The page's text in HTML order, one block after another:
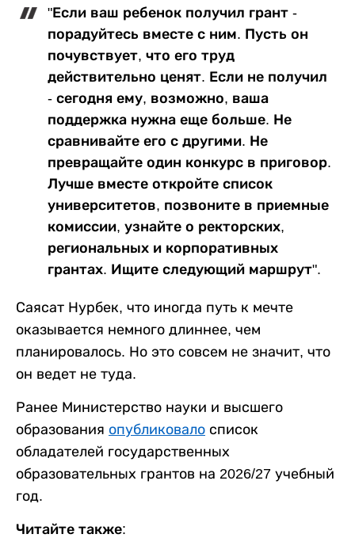
"Если ваш ребенок получил грант -
порадуйтесь вместе с ним. Пусть он
почувствует, что его труд
действительно ценят. Если не получил
- сегодня ему, возможно, ваша
поддержка нужна еще больше. Не
сравнивайте его с другими. Не
превращайте один конкурс в приговор.
Лучше вместе откройте список
университетов, позвоните в приемные
комиссии, узнайте о ректорских,
региональных и корпоративных
грантах. Ищите следующий маршрут".
Саясат Нурбек, что иногда путь к мечте
оказывается немного длиннее, чем
планировалось. Но это совсем не значит, что
он ведет не туда.
Ранее Министерство науки и высшего
образования опубликовало список
обладателей государственных
образовательных грантов на 2026/27 учебный
год.
Читайте также: